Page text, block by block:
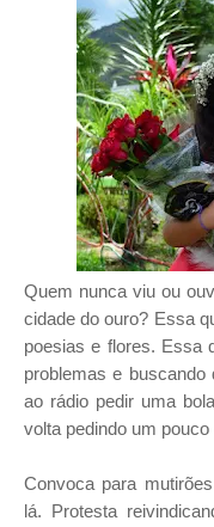
Quem nunca viu ou
cidade do ouro? Essa
poesias e flores. Essa
problemas e
ao rádio pedir uma
volta pedindo um
Convoca para
lá. Protesta